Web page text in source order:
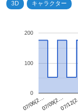
3D キャラクター
07/06(2…07/09(2…07/
0
100
200